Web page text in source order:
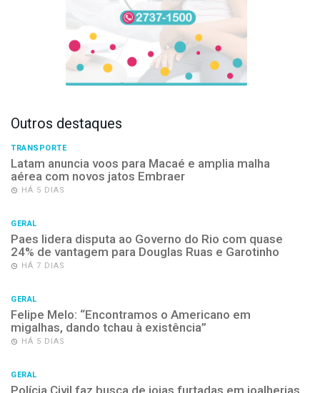
Outros destaques
TRANSPORTE
Latam anuncia voos para Macaé e amplia malha
aérea com novos jatos Embraer
HÁ 5 DIAS
GERAL
Paes lidera disputa ao Governo do Rio com quase
24% de vantagem para Douglas Ruas e Garotinho
HÁ 7 DIAS
GERAL
Felipe Melo: “Encontramos o Americano em
migalhas, dando tchau à existência”
HÁ 5 DIAS
GERAL
Polícia Civil faz busca de joias furtadas em joalherias